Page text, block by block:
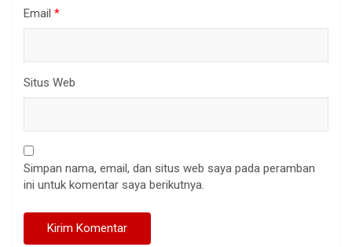
Email *
Situs Web
Simpan nama, email, dan situs web saya pada peramban
ini untuk komentar saya berikutnya.